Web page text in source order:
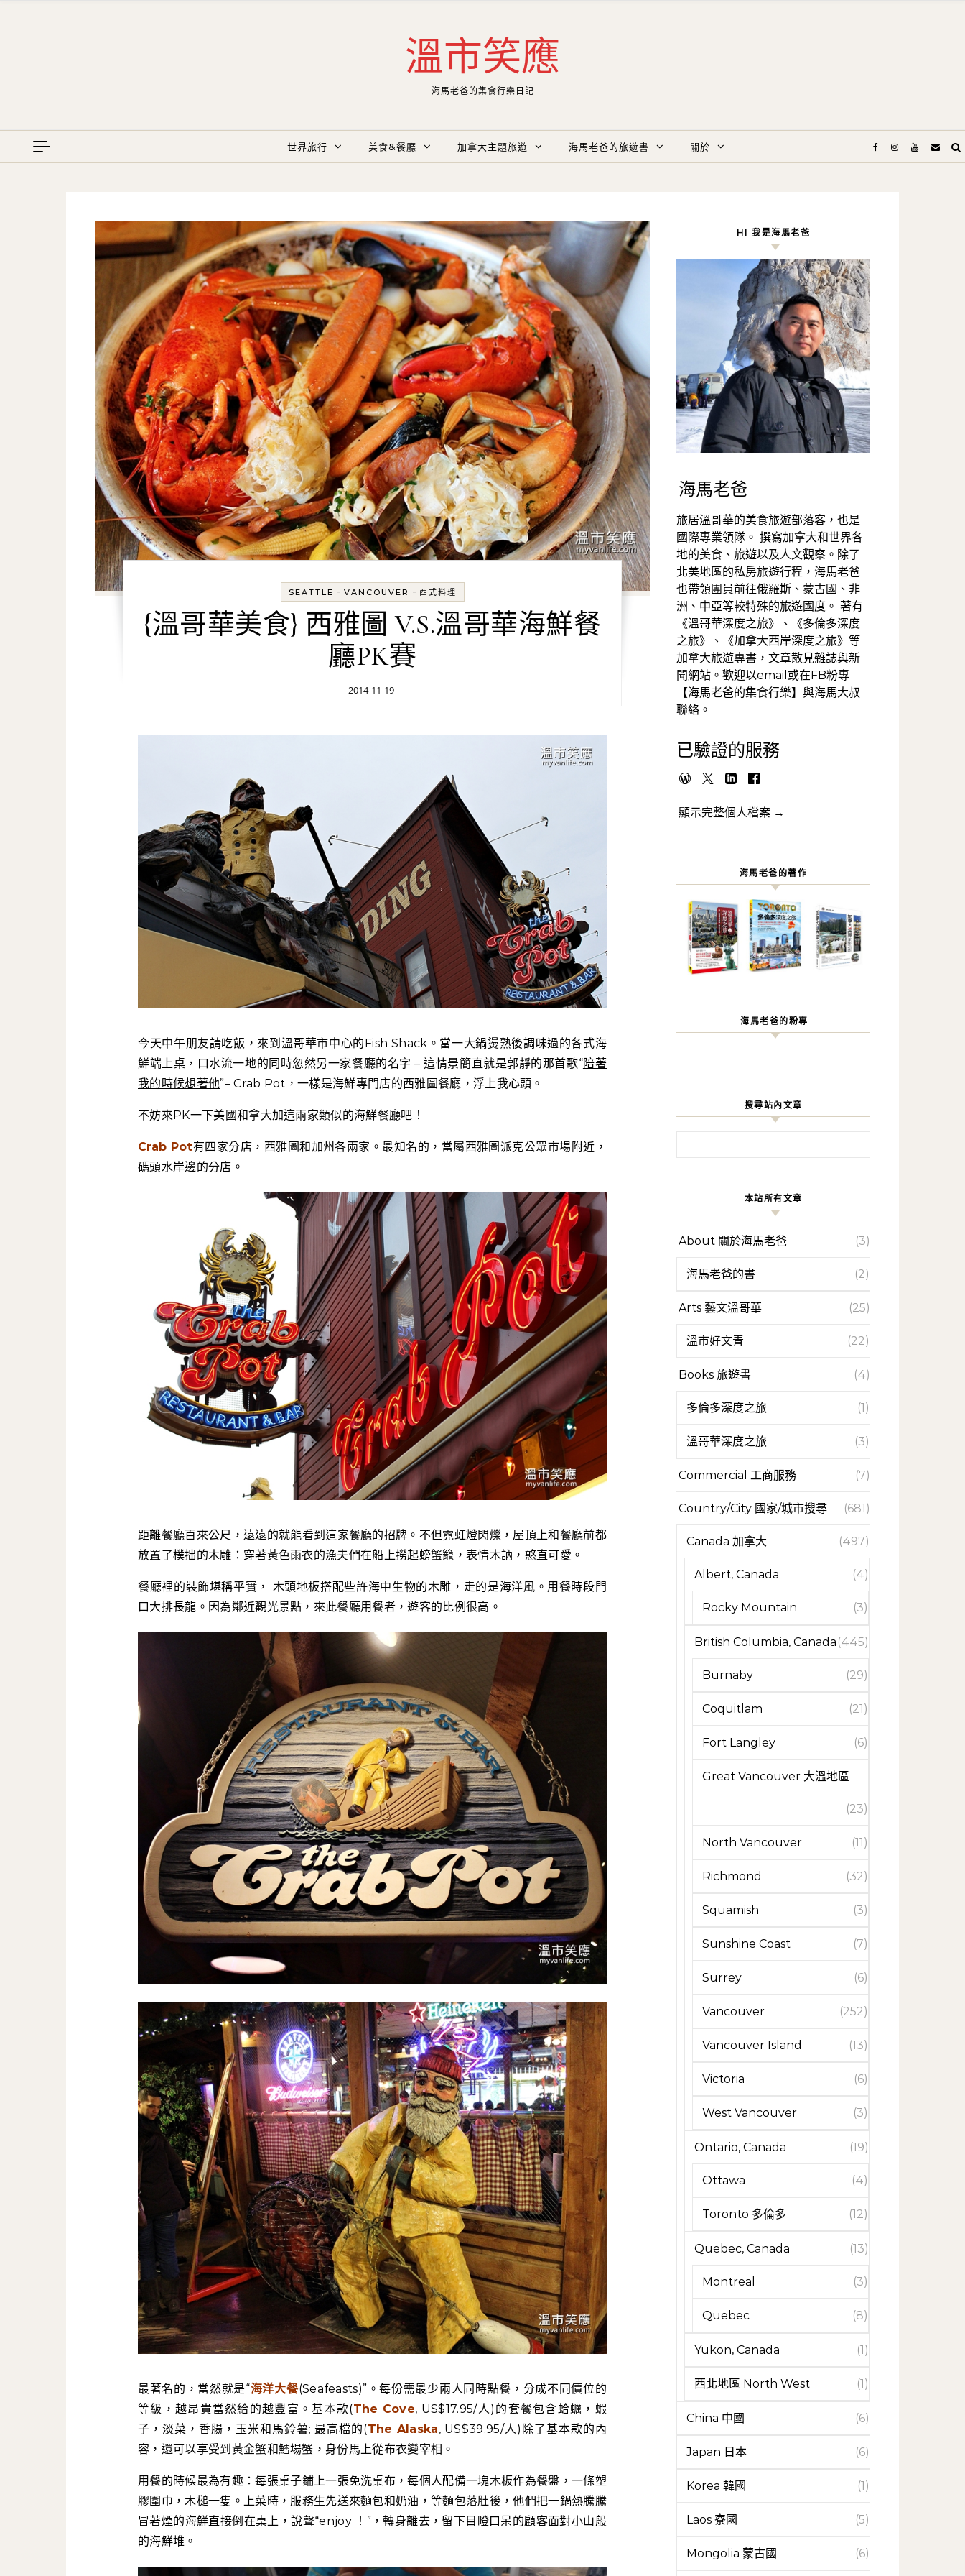
溫市笑應
海馬老爸的集食行樂日記
世界旅行 美食&餐廳 加拿大主題旅遊 海馬老爸的旅遊書 關於
SEATTLE - VANCOUVER - 西式料理
{溫哥華美食} 西雅圖 V.S.溫哥華海鮮餐
廳PK賽
2014-11-19
今天中午朋友請吃飯，來到溫哥華市中心的Fish Shack。當一大鍋燙熟後調味過的各式海
鮮端上桌，口水流一地的同時忽然另一家餐廳的名字 – 這情景簡直就是郭靜的那首歌“陪著
我的時候想著他”– Crab Pot，一樣是海鮮專門店的西雅圖餐廳，浮上我心頭。
不妨來PK一下美國和拿大加這兩家類似的海鮮餐廳吧！
Crab Pot有四家分店，西雅圖和加州各兩家。最知名的，當屬西雅圖派克公眾市場附近，
碼頭水岸邊的分店。
距離餐廳百來公尺，遠遠的就能看到這家餐廳的招牌。不但霓虹燈閃爍，屋頂上和餐廳前都
放置了樸拙的木雕：穿著黃色雨衣的漁夫們在船上撈起螃蟹籠，表情木訥，憨直可愛。
餐廳裡的裝飾堪稱平實， 木頭地板搭配些許海中生物的木雕，走的是海洋風。用餐時段門
口大排長龍。因為鄰近觀光景點，來此餐廳用餐者，遊客的比例很高。
最著名的，當然就是“海洋大餐(Seafeasts)”。每份需最少兩人同時點餐，分成不同價位的
等級，越昂貴當然給的越豐富。基本款(The Cove, US$17.95/人)的套餐包含蛤蠣，蝦
子，淡菜，香腸，玉米和馬鈴薯; 最高檔的(The Alaska, US$39.95/人)除了基本款的內
容，還可以享受到黃金蟹和鱈場蟹，身份馬上從布衣變宰相。
用餐的時候最為有趣：每張桌子鋪上一張免洗桌布，每個人配備一塊木板作為餐盤，一條塑
膠圍巾，木槌一隻。上菜時，服務生先送來麵包和奶油，等麵包落肚後，他們把一鍋熱騰騰
冒著煙的海鮮直接倒在桌上，說聲“enjoy ！”，轉身離去，留下目瞪口呆的顧客面對小山般
的海鮮堆。
HI 我是海馬老爸
海馬老爸
旅居溫哥華的美食旅遊部落客，也是
國際專業領隊。 撰寫加拿大和世界各
地的美食、旅遊以及人文觀察。除了
北美地區的私房旅遊行程，海馬老爸
也帶領團員前往俄羅斯、蒙古國、非
洲、中亞等較特殊的旅遊國度。 著有
《溫哥華深度之旅》、《多倫多深度
之旅》、《加拿大西岸深度之旅》等
加拿大旅遊專書，文章散見雜誌與新
聞網站。歡迎以email或在FB粉專
【海馬老爸的集食行樂】與海馬大叔
聯絡。
已驗證的服務
顯示完整個人檔案 →
海馬老爸的著作
海馬老爸的粉專
搜尋站內文章
本站所有文章
About 關於海馬老爸 (3)
海馬老爸的書 (2)
Arts 藝文溫哥華 (25)
溫市好文青 (22)
Books 旅遊書 (4)
多倫多深度之旅 (1)
溫哥華深度之旅 (3)
Commercial 工商服務 (7)
Country/City 國家/城市搜尋 (681)
Canada 加拿大 (497)
Albert, Canada (4)
Rocky Mountain (3)
British Columbia, Canada (445)
Burnaby (29)
Coquitlam (21)
Fort Langley (6)
Great Vancouver 大溫地區
(23)
North Vancouver (11)
Richmond (32)
Squamish (3)
Sunshine Coast (7)
Surrey (6)
Vancouver (252)
Vancouver Island (13)
Victoria (6)
West Vancouver (3)
Ontario, Canada (19)
Ottawa (4)
Toronto 多倫多 (12)
Quebec, Canada (13)
Montreal (3)
Quebec (8)
Yukon, Canada (1)
西北地區 North West (1)
China 中國 (6)
Japan 日本 (6)
Korea 韓國 (1)
Laos 寮國 (5)
Mongolia 蒙古國 (6)